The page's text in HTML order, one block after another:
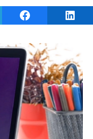
TelegramShare on Facebook